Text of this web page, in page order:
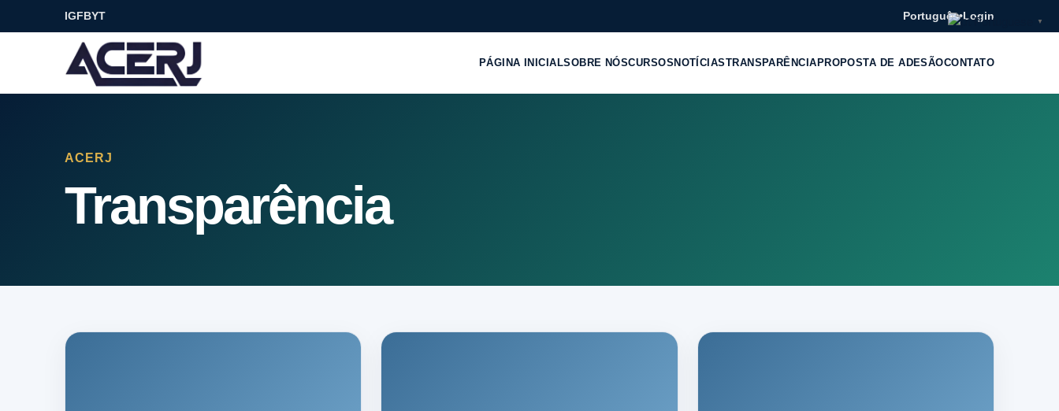
IGFBYT Português•Login
PÁGINA INICIALSOBRE NÓSCURSOS NOTÍCIASTRANSPARÊNCIA PROPOSTA DE ADESÃOCONTATO
ACERJ
Transparência
Portuguese ▼